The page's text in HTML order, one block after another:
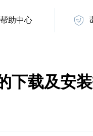
帮助中心
下载及安